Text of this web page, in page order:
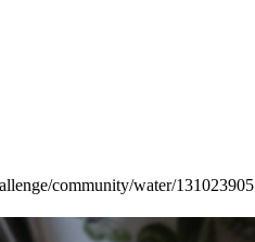
community/water/131023905